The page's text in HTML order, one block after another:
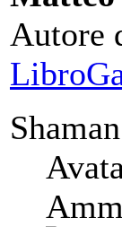
Autore
Shaman